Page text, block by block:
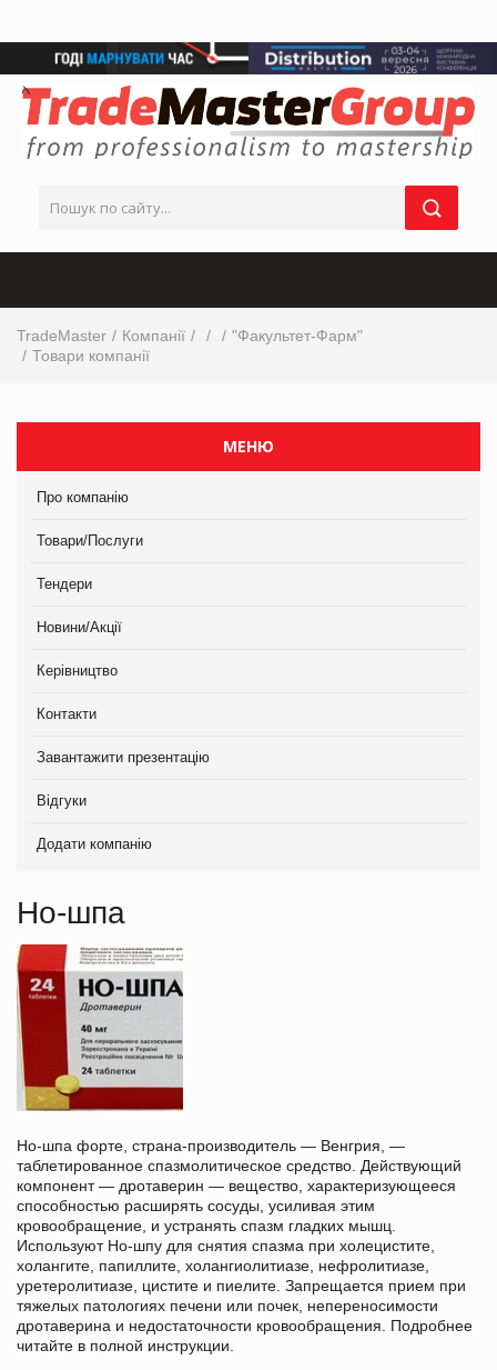
TradeMaster Компанії
"Факультет-Фарм"
Товари компанії
МЕНЮ
Про компанію
Товари/Послуги
Тендери
Новини/Акції
Керівництво
Контакти
Завантажити презентацію
Відгуки
Додати компанію
Но-шпа
Но-шпа форте, страна-производитель — Венгрия, —
таблетированное спазмолитическое средство. Действующий
компонент — дротаверин — вещество, характеризующееся
способностью расширять сосуды, усиливая этим
кровообращение, и устранять спазм гладких мышц.
Используют Но-шпу для снятия спазма при холецистите,
холангите, папиллите, холангиолитиазе, нефролитиазе,
уретеролитиазе, цистите и пиелите. Запрещается прием при
тяжелых патологиях печени или почек, непереносимости
дротаверина и недостаточности кровообращения. Подробнее
читайте в полной инструкции.